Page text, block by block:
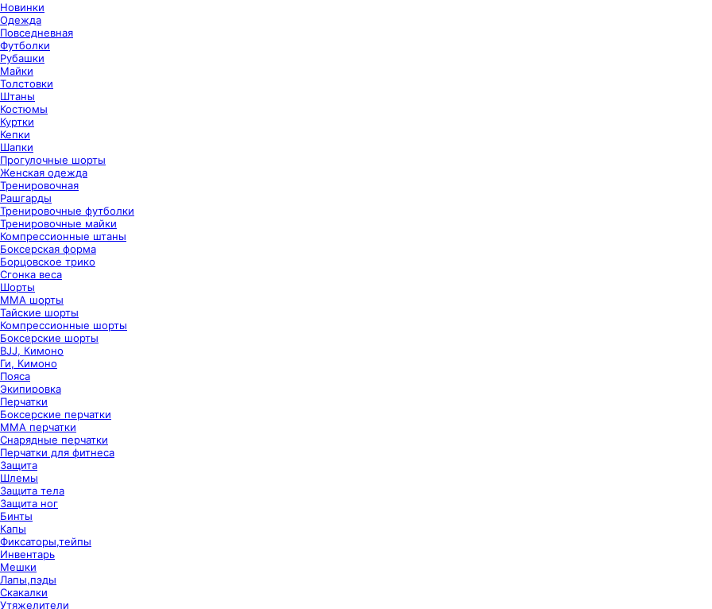
Новинки
Одежда
Повседневная
Футболки
Рубашки
Майки
Толстовки
Штаны
Костюмы
Куртки
Кепки
Шапки
Прогулочные шорты
Женская одежда
Тренировочная
Рашгарды
Тренировочные футболки
Тренировочные майки
Компрессионные штаны
Боксерская форма
Борцовское трико
Сгонка веса
Шорты
ММА шорты
Тайские шорты
Компрессионные шорты
Боксерские шорты
BJJ, Кимоно
Ги, Кимоно
Пояса
Экипировка
Перчатки
Боксерские перчатки
ММА перчатки
Снарядные перчатки
Перчатки для фитнеса
Защита
Шлемы
Защита тела
Защита ног
Бинты
Капы
Фиксаторы,тейпы
Инвентарь
Мешки
Лапы,пэды
Скакалки
Утяжелители